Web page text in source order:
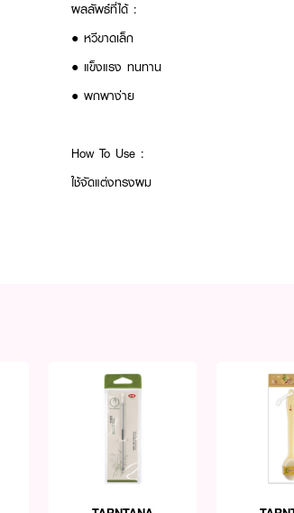
ผลลัพธ์ที่ได้ :
● หวีขาดเล็ก
● แข็งแรง ทนทาน
● พกพาง่าย
How To Use :
ใช้จัดแต่งทรงผม